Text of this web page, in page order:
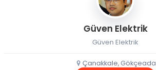
Güven Elektrik
Güven Elektrik
Çanakkale, Gökçeada